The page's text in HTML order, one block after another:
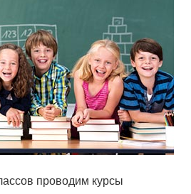
проводим курсы